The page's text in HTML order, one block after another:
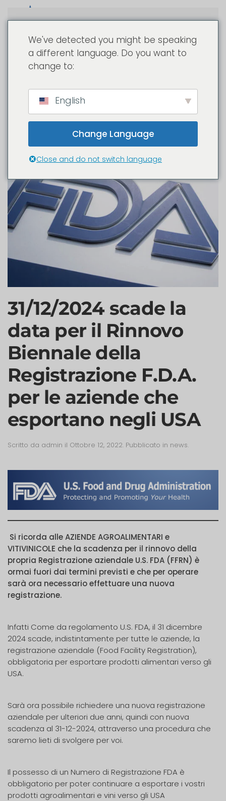
31/12/2024 scade la
data per il Rinnovo
Biennale della
Registrazione F.D.A.
per le aziende che
esportano negli USA
Scritto da admin il Ottobre 12, 2022. Pubblicato in news.
Si ricorda alle AZIENDE AGROALIMENTARI e
VITIVINICOLE che la scadenza per il rinnovo della
propria Registrazione aziendale U.S. FDA (FFRN) è
ormai fuori dai termini previsti e che per operare
sarà ora necessario effettuare una nuova
registrazione.
Infatti Come da regolamento U.S. FDA, il 31 dicembre
2024 scade, indistintamente per tutte le aziende, la
registrazione aziendale (Food Facility Registration),
obbligatoria per esportare prodotti alimentari verso gli
USA.
Sarà ora possibile richiedere una nuova registrazione
aziendale per ulteriori due anni, quindi con nuova
scadenza al 31-12-2024, attraverso una procedura che
saremo lieti di svolgere per voi.
Il possesso di un Numero di Registrazione FDA è
obbligatorio per poter continuare a esportare i vostri
prodotti agroalimentari e vini verso gli USA
We've detected you might be speaking
a different language. Do you want to
change to:
English
Change Language
Close and do not switch language